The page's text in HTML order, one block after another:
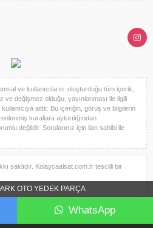
OTO YEDEK PARÇA
WhatsApp
ve kullanıcıların oluşturduğu tüm içerik,
değişmez olduğu, yayınlanması ile ilgili
aittir. Bu içeriğin, görüş ve bilgilerin
kurallara aykırılığından
değildir. Sorularınız için ilan sahibi ile
saklıdır. Kolaycaalsat.com.tr tescilli bir